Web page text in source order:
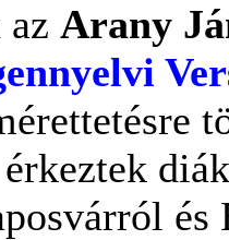
Arany
és